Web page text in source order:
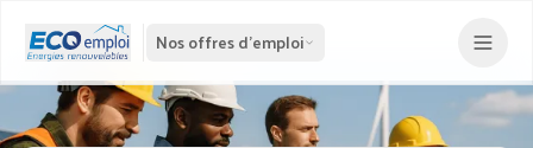
Nos offres d'emploi